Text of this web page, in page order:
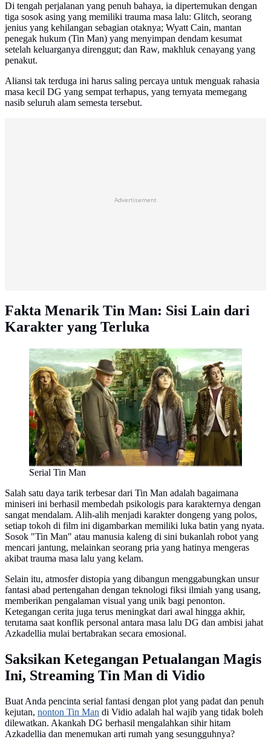
Di tengah perjalanan yang penuh bahaya, ia dipertemukan dengan
tiga sosok asing yang memiliki trauma masa lalu: Glitch, seorang
jenius yang kehilangan sebagian otaknya; Wyatt Cain, mantan
penegak hukum (Tin Man) yang menyimpan dendam kesumat
setelah keluarganya direnggut; dan Raw, makhluk cenayang yang
penakut.
Aliansi tak terduga ini harus saling percaya untuk menguak rahasia
masa kecil DG yang sempat terhapus, yang ternyata memegang
nasib seluruh alam semesta tersebut.
Advertisement
Fakta Menarik Tin Man: Sisi Lain dari
Karakter yang Terluka
Serial Tin Man
Salah satu daya tarik terbesar dari Tin Man adalah bagaimana
miniseri ini berhasil membedah psikologis para karakternya dengan
sangat mendalam. Alih-alih menjadi karakter dongeng yang polos,
setiap tokoh di film ini digambarkan memiliki luka batin yang nyata.
Sosok "Tin Man" atau manusia kaleng di sini bukanlah robot yang
mencari jantung, melainkan seorang pria yang hatinya mengeras
akibat trauma masa lalu yang kelam.
Selain itu, atmosfer distopia yang dibangun menggabungkan unsur
fantasi abad pertengahan dengan teknologi fiksi ilmiah yang usang,
memberikan pengalaman visual yang unik bagi penonton.
Ketegangan cerita juga terus meningkat dari awal hingga akhir,
terutama saat konflik personal antara masa lalu DG dan ambisi jahat
Azkadellia mulai bertabrakan secara emosional.
Saksikan Ketegangan Petualangan Magis
Ini, Streaming Tin Man di Vidio
Buat Anda pencinta serial fantasi dengan plot yang padat dan penuh
kejutan, nonton Tin Man di Vidio adalah hal wajib yang tidak boleh
dilewatkan. Akankah DG berhasil mengalahkan sihir hitam
Azkadellia dan menemukan arti rumah yang sesungguhnya?